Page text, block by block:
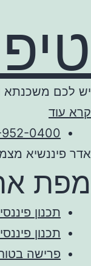
יש לכם משכנתא
קרא עוד
0400
אדר פיננשיא
מפת
תכנון
תכנון
פרישה